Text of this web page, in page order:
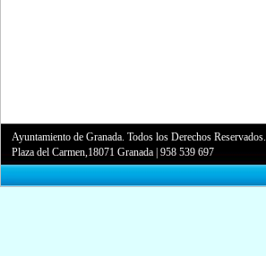
Ayuntamiento de Granada. Todos los Derechos Reservados.
Plaza del Carmen,18071 Granada |958 539 697